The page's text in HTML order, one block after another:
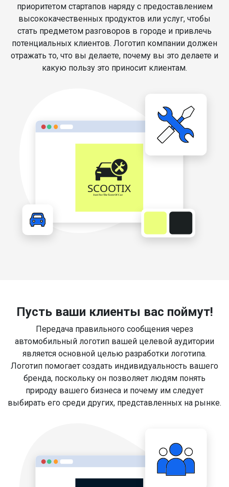
приоритетом стартапов наряду с предоставлением
высококачественных продуктов или услуг, чтобы
стать предметом разговоров в городе и привлечь
потенциальных клиентов. Логотип компании должен
отражать то, что вы делаете, почему вы это делаете и
какую пользу это приносит клиентам.
Пусть ваши клиенты вас поймут!
Передача правильного сообщения через
автомобильный логотип вашей целевой аудитории
является основной целью разработки логотипа.
Логотип помогает создать индивидуальность вашего
бренда, поскольку он позволяет людям понять
природу вашего бизнеса и почему им следует
выбирать его среди других, представленных на рынке.